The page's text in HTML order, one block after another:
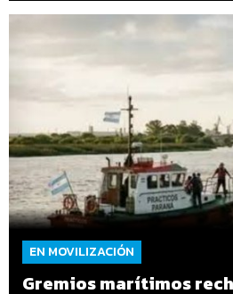
EN MOVILIZACIÓN
Gremios marítimos